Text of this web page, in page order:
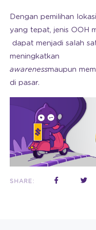
Dengan pemilihan
yang tepat, jenis OOH
dapat menjadi salah
meningkatkan
awarenessmaupun
di pasar.
SHARE: